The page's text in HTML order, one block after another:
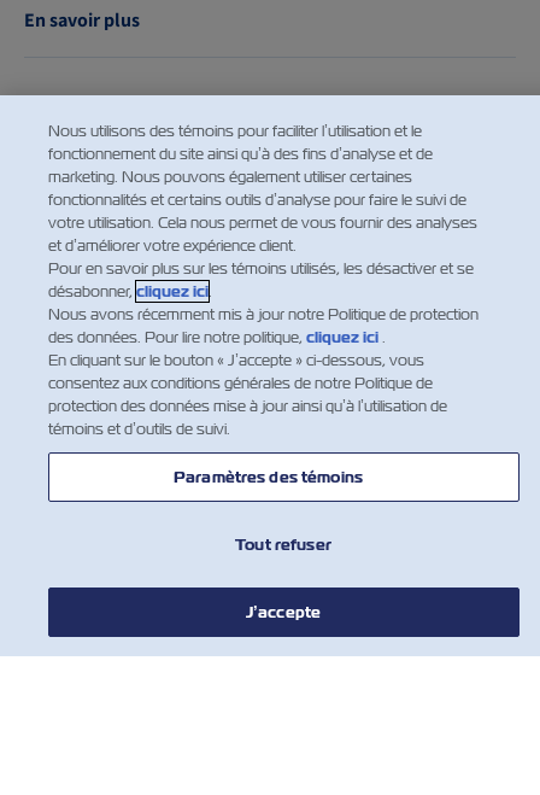
En savoir plus
Venezuelan RIF Number
In order to help you plan and execute your shipments
as smoothly as possible, we would like to bring to
your attention that the Venezuelan Authorities require
the Consignee details to include the tele…
En savoir plus
… 3 4 5 …
Nous utilisons des témoins pour faciliter l’utilisation et le
fonctionnement du site ainsi qu’à des fins d’analyse et de
marketing. Nous pouvons également utiliser certaines
fonctionnalités et certains outils d’analyse pour faire le suivi de
votre utilisation. Cela nous permet de vous fournir des analyses
et d’améliorer votre expérience client.
Pour en savoir plus sur les témoins utilisés, les désactiver et se
désabonner, cliquez ici.
Nous avons récemment mis à jour notre Politique de protection
des données. Pour lire notre politique, cliquez ici.
En cliquant sur le bouton « J’accepte » ci-dessous, vous
consentez aux conditions générales de notre Politique de
protection des données mise à jour ainsi qu’à l’utilisation de
témoins et d’outils de suivi.
Paramètres des témoins
Tout refuser
J’accepte